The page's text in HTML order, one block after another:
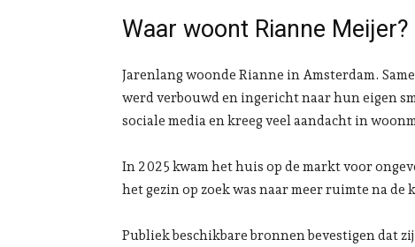
Waar woont Rianne Meijer?
Jarenlang woonde Rianne in Amsterdam.
werd verbouwd en ingericht naar hun eigen
sociale media en kreeg veel aandacht in
In 2025 kwam het huis op de markt voor
het gezin op zoek was naar meer ruimte na de
Publiek beschikbare bronnen bevestigen dat